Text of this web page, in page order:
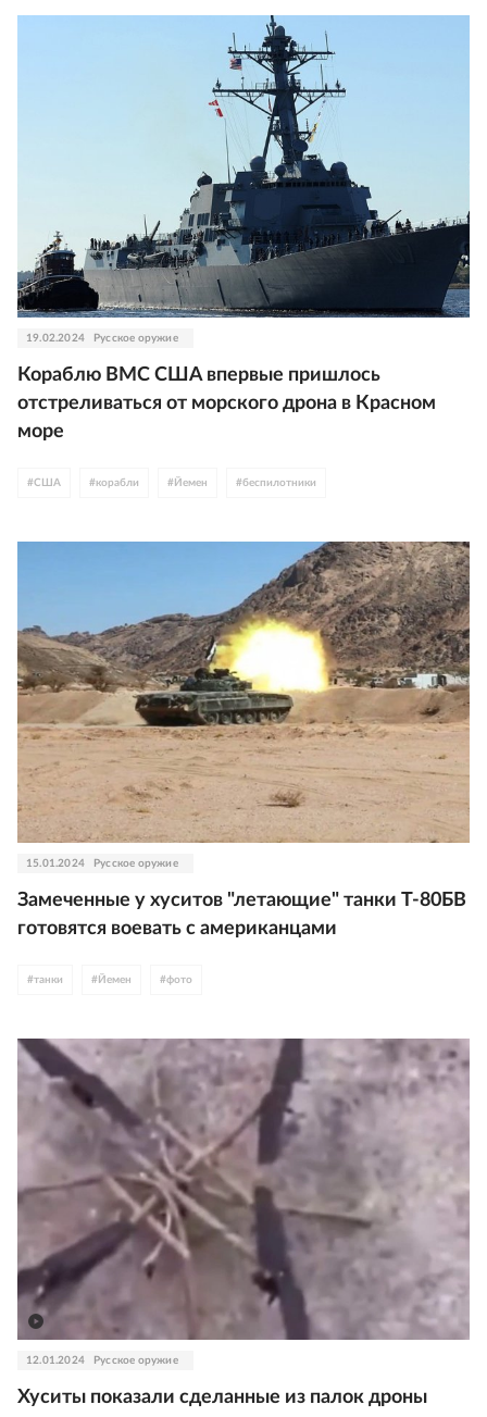
19.02.2024 Русское оружие
Кораблю ВМС США впервые пришлось
отстреливаться от морского дрона в Красном
море
#США #корабли # Йемен #беспилотники
15.01.2024 Русское оружие
Замеченные у хуситов "летающие" танки Т-80БВ
готовятся воевать с американцами
#танки # Йемен #фото
12.01.2024 Русское оружие
Хуситы показали сделанные из палок дроны